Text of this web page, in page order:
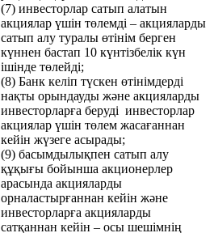
(7) инвесторлар сатып алатын
акциялар үшін төлемді – акцияларды
сатып алу туралы өтінім берген
күннен бастап 10 күнтізбелік күн
ішінде төлейді;
(8) Банк келіп түскен өтінімдерді
нақты орындауды және акцияларды
инвесторларға беруді инвесторлар
акциялар үшін төлем жасағаннан
кейін жүзеге асырады;
(9) басымдылықпен сатып алу
құқығы бойынша акционерлер
арасында акцияларды
орналастырғаннан кейін және
инвесторларға акцияларды
сатқаннан кейін – осы шешімнің